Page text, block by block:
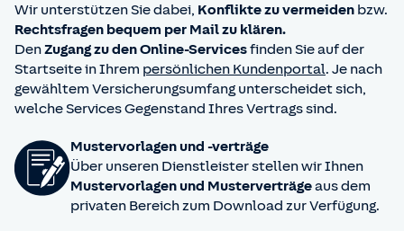
Wir unterstützen Sie dabei, Konflikte zu vermeiden bzw.
Rechtsfragen bequem per Mail zu klären.
DenZugang zu den Online-Servicesfinden Sie auf der
Startseite in Ihrem persönlichen Kundenportal. Je nach
gewähltem Versicherungsumfang unterscheidet sich,
welche Services Gegenstand Ihres Vertrags sind.
Mustervorlagen und -verträge
Über unseren Dienstleister stellen wir Ihnen
Mustervorlagen und Musterverträgeaus dem
privaten Bereich zum Download zur Verfügung.